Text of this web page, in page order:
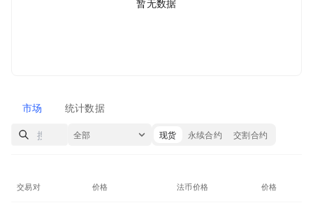
暂无数据
市场 统计数据
全部 现货 永续合约 交割合约
交易对 价格 法币价格 价格(24%)